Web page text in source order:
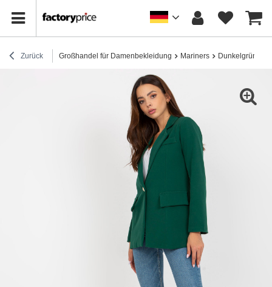
Zurück Großhandel für Damenbekleidung Mariners Dunkelgrüne